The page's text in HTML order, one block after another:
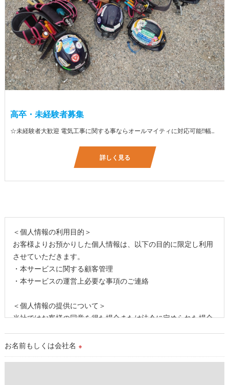
高卒・未経験者募集
☆未経験者大歓迎 電気工事に関する事ならオールマイティに対応可能‼幅広く技術を身に付けて頂けます（室内配線・室外配線、スイッチコンセント取付け、照明器具取付け、配電盤取付け、エアコン取付け、LANケーブル配線、アンテナ取付けなど） 先輩社員が一から指導を行うため未経験の方でも安心して働いていただけます♪ ☆資格支援制度あり 実績があるからこそ社内で教習と経験を積んでいただくことで資格を当社で発行できることができます。 【工具支給致します】 また新品工具と新品作業服を完全支給を致します。 高品質の作業服と工具入社してくれた方には支給致します♪
詳しく見る
＜個人情報の利用目的＞
お客様よりお預かりした個人情報は、以下の目的に限定し利用
させていただきます。
・本サービスに関する顧客管理
・本サービスの運営上必要な事項のご連絡
＜個人情報の提供について＞
当社ではお客様の同意を得た場合または法令に定められた場合
取得した個人情報を第三者に提供することはいたしません。
お名前もしくは会社名 ※